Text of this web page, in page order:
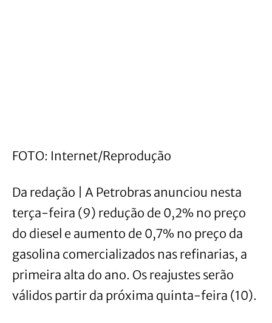
FOTO: Internet/Reprodução
Da redação | A Petrobras anunciou nesta
terça-feira (9) redução de 0,2% no preço
do diesel e aumento de 0,7% no preço da
gasolina comercializados nas refinarias, a
primeira alta do ano. Os reajustes serão
válidos partir da próxima quinta-feira (10).